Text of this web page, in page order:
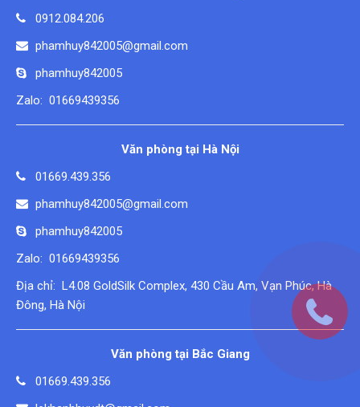
0912.084.206
phamhuy842005@gmail.com
phamhuy842005
Zalo: 01669439356
Văn phòng tại Hà Nội
01669.439.356
phamhuy842005@gmail.com
phamhuy842005
Zalo: 01669439356
Địa chỉ: L4.08 GoldSilk Complex, 430 Cầu Am, Vạn Phúc, Hà
Đông, Hà Nội
Văn phòng tại Bắc Giang
01669.439.356